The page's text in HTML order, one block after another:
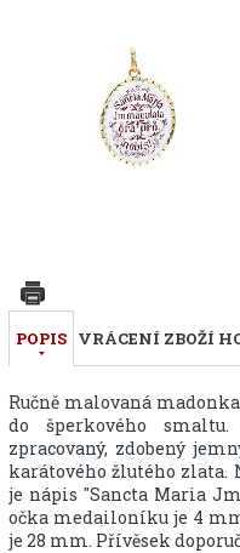
POPIS VRÁCENÍ ZBOŽÍ
Ručně malovaná
do šperkového
zpracovaný, zdobený
karátového žlutého
je nápis "Sancta Maria
očka medailoníku je 4
je 28 mm. Přívěsek